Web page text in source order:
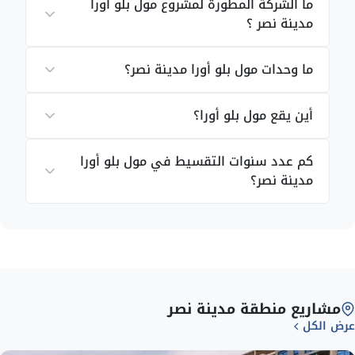
تجارية
تجارية
25
مدينة نصر ؟
ما وحدات مول بلو أورا مدينة نصر؟
أين يقع مول بلو أورا؟
كم عدد سنوات التقسيط في مول بلو أورا
مدينة نصر؟
مشاريع منطقة مدينة نصر
عرض الكل